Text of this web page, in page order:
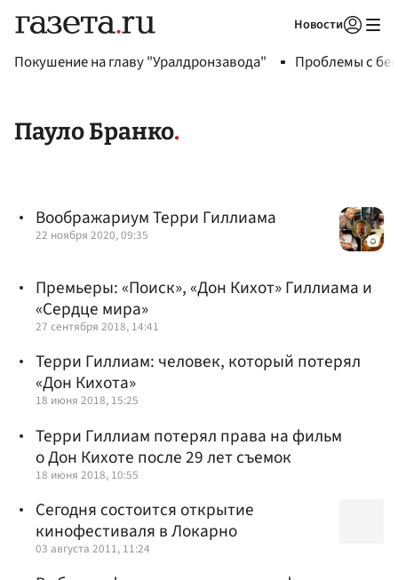
Новости
Покушение на главу "Уралдронзавода" Проблемы с
Пауло Бранко
Воображариум Терри Гиллиама
22 ноября 2020, 09:35
Премьеры: «Поиск», «Дон Кихот» Гиллиама и
«Сердце мира»
27 сентября 2018, 14:41
Терри Гиллиам: человек, который потерял
«Дон Кихота»
18 июня 2018, 15:25
Терри Гиллиам потерял права на фильм
о Дон Кихоте после 29 лет съемок
18 июня 2018, 10:55
Сегодня состоится открытие
кинофестиваля в Локарно
03 августа 2011, 11:24